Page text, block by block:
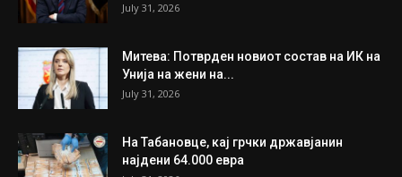
July 31, 2026
Митева: Потврден новиот состав на ИК на
Унија на жени на...
July 31, 2026
На Табановце, кај грчки државјанин
најдени 64.000 евра